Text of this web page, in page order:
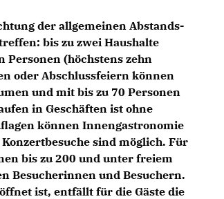
der allgemeinen Abstands-
bis zu zwei Haushalte
Personen (höchstens zehn
oder Abschlussfeiern können
und mit bis zu 70 Personen
in Geschäften ist ohne
können Innengastronomie
sind möglich. Für
bis zu 200 und unter freiem
Besucherinnen und Besuchern.
ist, entfällt für die Gäste die